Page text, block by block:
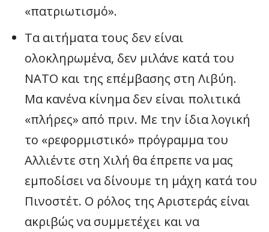
«πατριωτισμό».
Τα αιτήματα τους δεν είναι
ολοκληρωμένα, δεν μιλάνε κατά του
ΝΑΤΟ και της επέμβασης στη Λιβύη.
Μα κανένα κίνημα δεν είναι πολιτικά
«πλήρες» από πριν. Με την ίδια λογική
το «ρεφορμιστικό» πρόγραμμα του
Αλλιέντε στη Χιλή θα έπρεπε να μας
εμποδίσει να δίνουμε τη μάχη κατά του
Πινοστέτ. Ο ρόλος της Αριστεράς είναι
ακριβώς να συμμετέχει και να